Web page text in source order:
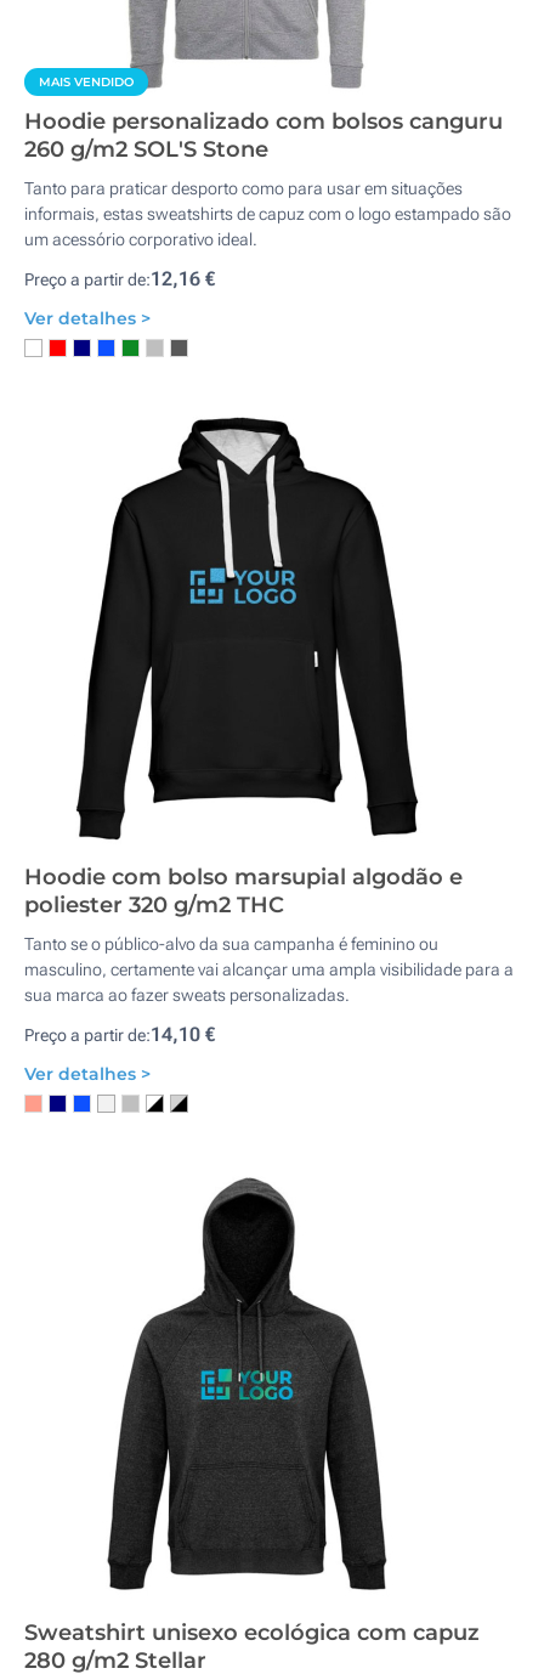
MAIS VENDIDO
Hoodie personalizado com bolsos canguru
260 g/m2 SOL'S Stone
Tanto para praticar desporto como para usar em situações
informais, estas sweatshirts de capuz com o logo estampado são
um acessório corporativo ideal.
Preço a partir de:12,16 €
Ver detalhes >
Hoodie com bolso marsupial algodão e
poliester 320 g/m2 THC
Tanto se o público-alvo da sua campanha é feminino ou
masculino, certamente vai alcançar uma ampla visibilidade para a
sua marca ao fazer sweats personalizadas.
Preço a partir de:14,10 €
Ver detalhes >
Sweatshirt unisexo ecológica com capuz
280 g/m2 Stellar